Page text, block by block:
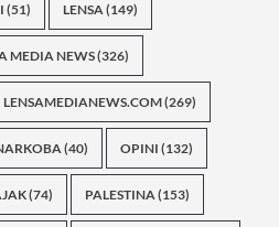
(51) LENSA(149)
MEDIA NEWS(326)
LENSAMEDIANEWS.COM(269)
(40) OPINI (132)
(74) PALESTINA(153)